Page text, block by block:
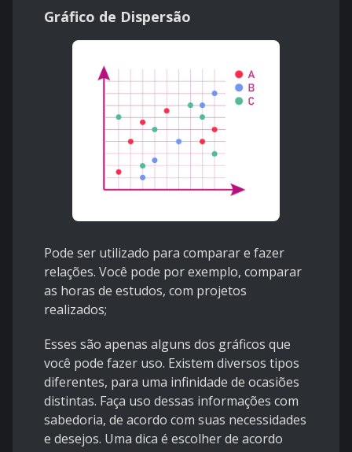
Gráfico de Dispersão
Pode ser utilizado para comparar e fazer
relações. Você pode por exemplo, comparar
as horas de estudos, com projetos
realizados;
Esses são apenas alguns dos gráficos que
você pode fazer uso. Existem diversos tipos
diferentes, para uma infinidade de ocasiões
distintas. Faça uso dessas informações com
sabedoria, de acordo com suas necessidades
e desejos. Uma dica é escolher de acordo